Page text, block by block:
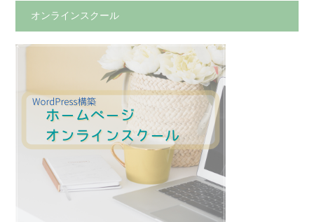
オンラインスクール